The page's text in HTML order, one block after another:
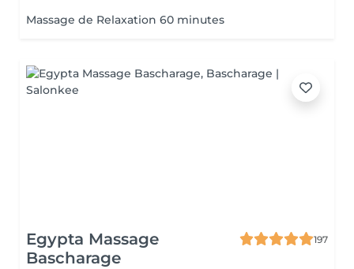
Massage de Relaxation 60 minutes
Egypta Massage
Bascharage
197